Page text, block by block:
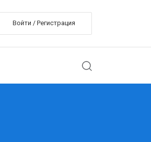
Войти / Регистрация